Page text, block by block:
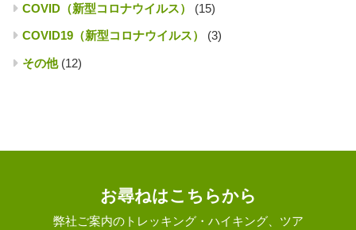
COVID（新型コロナウイルス） (15)
COVID19（新型コロナウイルス） (3)
その他(12)
お尋ねはこちらから
弊社ご案内のトレッキング・ハイキング、ツア